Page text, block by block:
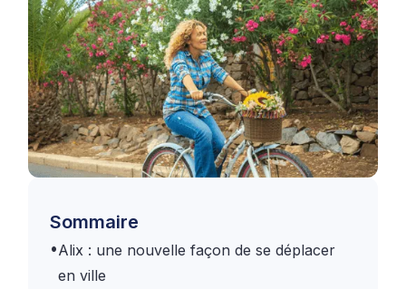
Sommaire
•Alix : une nouvelle façon de se déplacer
en ville